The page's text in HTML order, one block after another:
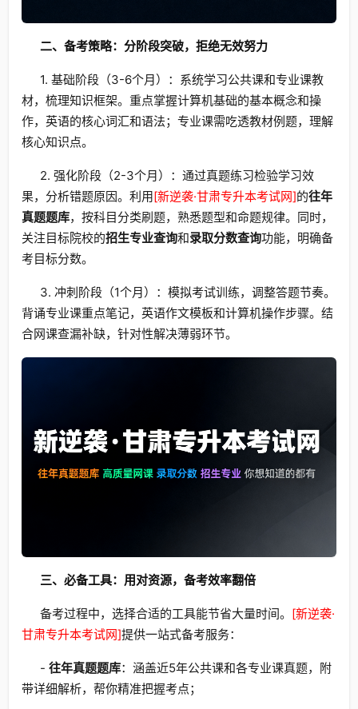
二、备考策略：分阶段突破，拒绝无效努力
1. 基础阶段（3-6个月）：系统学习公共课和专业课教
材，梳理知识框架。重点掌握计算机基础的基本概念和操
作，英语的核心词汇和语法；专业课需吃透教材例题，理解
核心知识点。
2. 强化阶段（2-3个月）：通过真题练习检验学习效
果，分析错题原因。利用[新逆袭·甘肃专升本考试网]的往年
真题题库，按科目分类刷题，熟悉题型和命题规律。同时，
关注目标院校的招生专业查询和录取分数查询功能，明确备
考目标分数。
3. 冲刺阶段（1个月）：模拟考试训练，调整答题节奏。
背诵专业课重点笔记，英语作文模板和计算机操作步骤。结
合网课查漏补缺，针对性解决薄弱环节。
三、必备工具：用对资源，备考效率翻倍
备考过程中，选择合适的工具能节省大量时间。 [新逆袭·
甘肃专升本考试网]提供一站式备考服务：
- 往年真题题库：涵盖近5年公共课和各专业课真题，附
带详细解析，帮你精准把握考点；